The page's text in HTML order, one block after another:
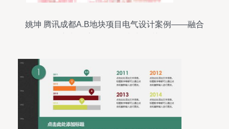
姚坤 腾讯成都A.B地块项目电气设计案例——融合